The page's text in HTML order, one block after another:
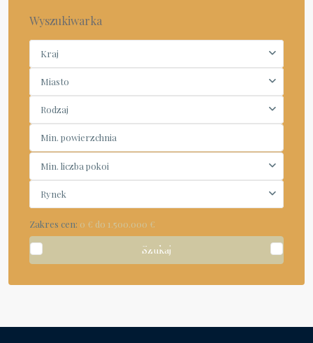
Wyszukiwarka
Kraj
Miasto
Rodzaj
Min. liczba pokoi
Rynek
Zakres cen: 0 € do 1.500.000 €
Szukaj